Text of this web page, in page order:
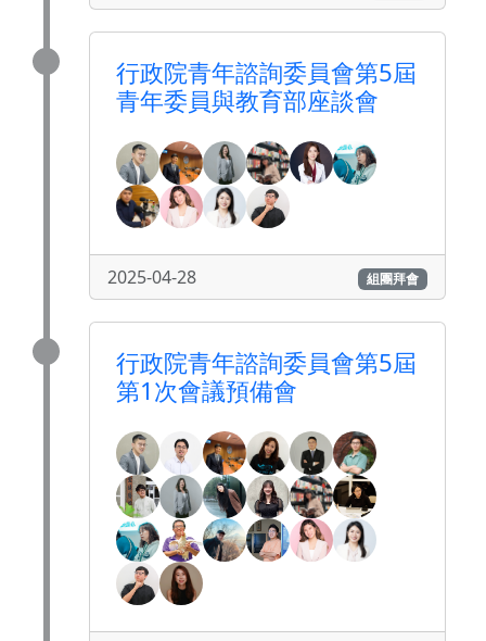
行政院青年諮詢委員會第5屆
青年委員與教育部座談會
2025-04-28 組團拜會
行政院青年諮詢委員會第5屆
第1次會議預備會